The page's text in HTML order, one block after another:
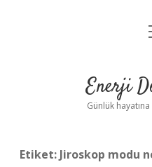
Enerji
Günlük
Etiket: Jiroskop modu